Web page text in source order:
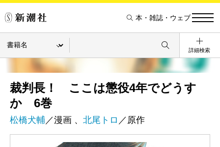
本・雑誌・ウェブ
詳細検索
裁判長！ ここは懲役4年でどうす
か 6巻
松橋犬輔 ／漫画 、 北尾トロ ／原作